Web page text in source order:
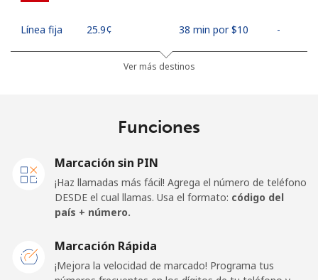
Línea fija ⁦25.9¢⁩ 38 min por ⁦$10⁩ -
20 min por ⁦$10⁩
Celular
American Samoa
Línea fija ⁦19.5¢⁩
Ver más destinos
Funciones
Marcación sin PIN
¡Haz llamadas más fácil! Agrega el número de teléfono
DESDE el cual llamas. Usa el formato: código del
país + número.
Marcación Rápida
¡Mejora la velocidad de marcado! Programa tus